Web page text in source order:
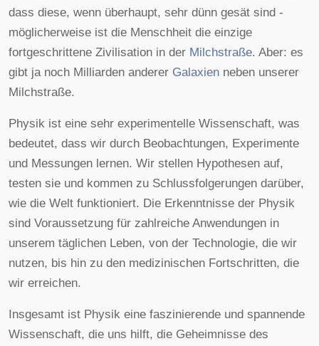
dass diese, wenn überhaupt, sehr dünn gesät sind -
möglicherweise ist die Menschheit die einzige
fortgeschrittene Zivilisation in der Milchstraße. Aber: es
gibt ja noch Milliarden anderer Galaxien neben unserer
Milchstraße.
Physik ist eine sehr experimentelle Wissenschaft, was
bedeutet, dass wir durch Beobachtungen, Experimente
und Messungen lernen. Wir stellen Hypothesen auf,
testen sie und kommen zu Schlussfolgerungen darüber,
wie die Welt funktioniert. Die Erkenntnisse der Physik
sind Voraussetzung für zahlreiche Anwendungen in
unserem täglichen Leben, von der Technologie, die wir
nutzen, bis hin zu den medizinischen Fortschritten, die
wir erreichen.
Insgesamt ist Physik eine faszinierende und spannende
Wissenschaft, die uns hilft, die Geheimnisse des